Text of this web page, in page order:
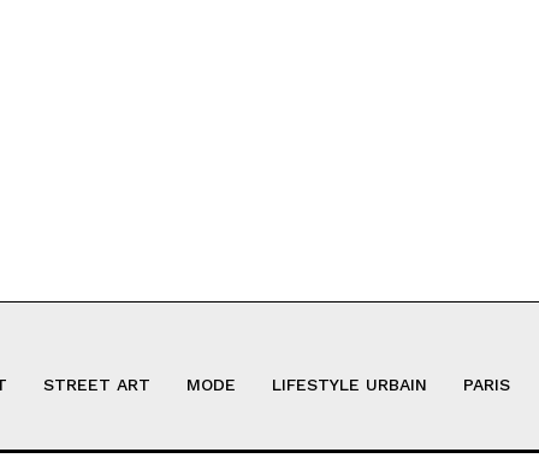
STREET ART MODE LIFESTYLE URBAIN PARIS